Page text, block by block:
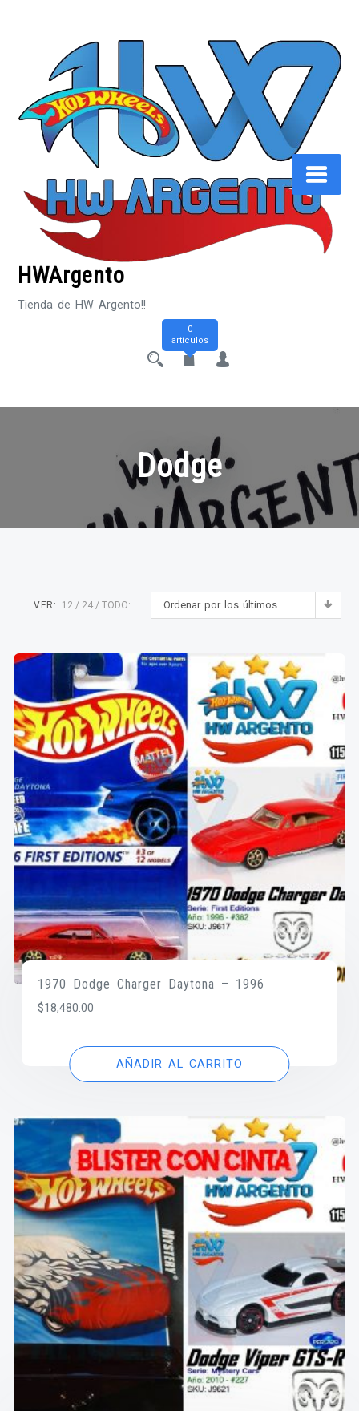
HWArgento
Tienda de HW Argento!!
0
artículos
Dodge
Ordenar por los últimos
VER: 12 24 TODO:
1970 Dodge Charger Daytona – 1996
$18,480.00
AÑADIR AL CARRITO